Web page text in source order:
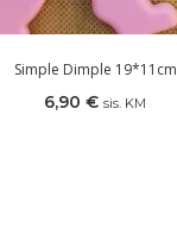
Simple Dimple 19*11cm
6,90 € sis. KM